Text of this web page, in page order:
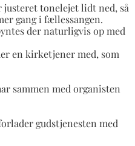
justeret tonelejet lidt ned, så
gang i fællessangen.
der naturligvis op med
en kirketjener med, som
sammen med organisten
gudstjenesten med